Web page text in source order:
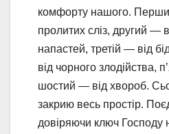
комфорту нашого.
пролитих сліз, другий —
напастей, третій — від
від чорного злодійства,
шостий — від хвороб.
закрию весь простір.
довіряючи ключ